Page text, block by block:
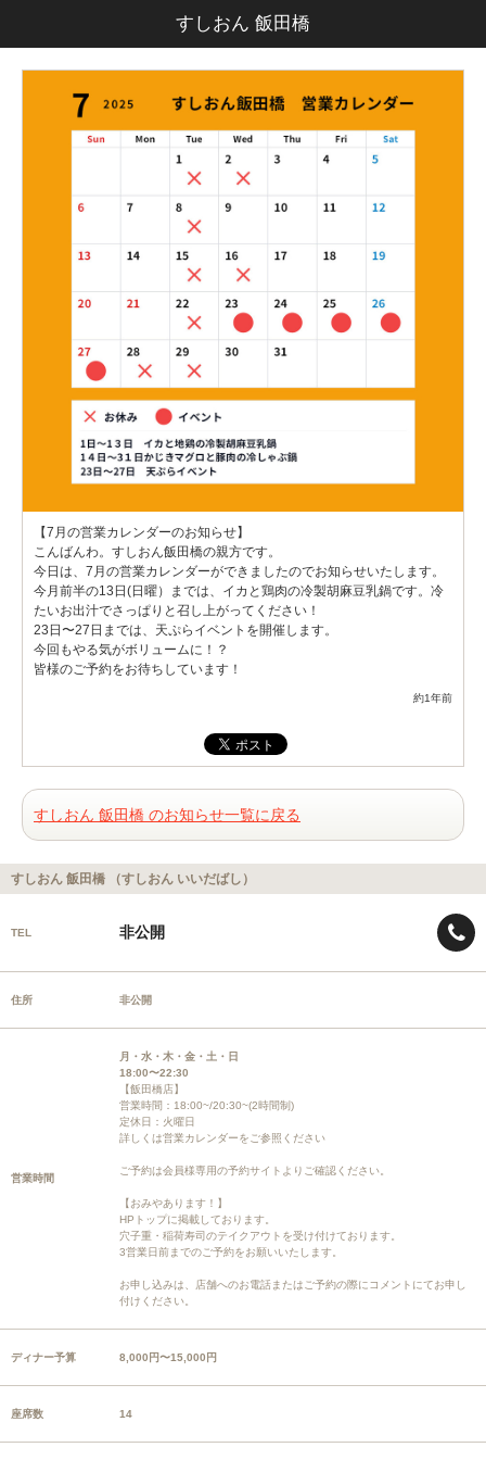
すしおん 飯田橋
【7月の営業カレンダーのお知らせ】
こんばんわ。すしおん飯田橋の親方です。
今日は、7月の営業カレンダーができましたのでお知らせいたします。
今月前半の13日(日曜）までは、イカと鶏肉の冷製胡麻豆乳鍋です。冷
たいお出汁でさっぱりと召し上がってください！
23日〜27日までは、天ぷらイベントを開催します。
今回もやる気がボリュームに！？
皆様のご予約をお待ちしています！
約1年前
すしおん 飯田橋 のお知らせ一覧に戻る
すしおん 飯田橋 （すしおん いいだばし）
TEL 非公開
住所 非公開
営業時間
月・水・木・金・土・日
18:00〜22:30
【飯田橋店】
営業時間：18:00~/20:30~(2時間制)
定休日：火曜日
詳しくは営業カレンダーをご参照ください
ご予約は会員様専用の予約サイトよりご確認ください。
【おみやあります！】
HPトップに掲載しております。
穴子重・稲荷寿司のテイクアウトを受け付けております。
3営業日前までのご予約をお願いいたします。
お申し込みは、店舗へのお電話またはご予約の際にコメントにてお申し
付けください。
ディナー予算 8,000円〜15,000円
座席数 14